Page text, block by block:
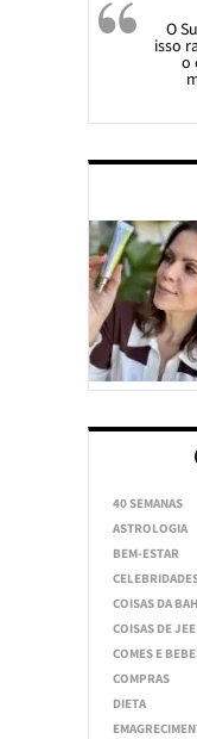
O
isso
o
40 SEMANAS
ASTROLOGIA
BEM-ESTAR
COISAS DA
COISAS DE JEE
COMES E
COMPRAS
DIETA